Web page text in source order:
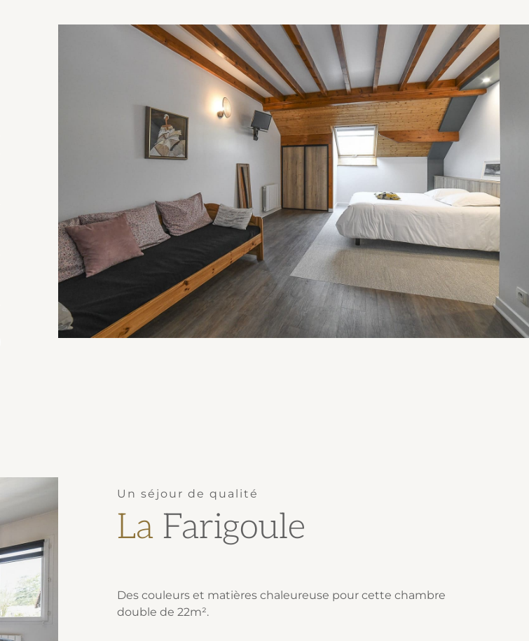
Un séjour de qualité
La Farigoule
Des couleurs et matières chaleureuse pour cette chambre
double de 22m².